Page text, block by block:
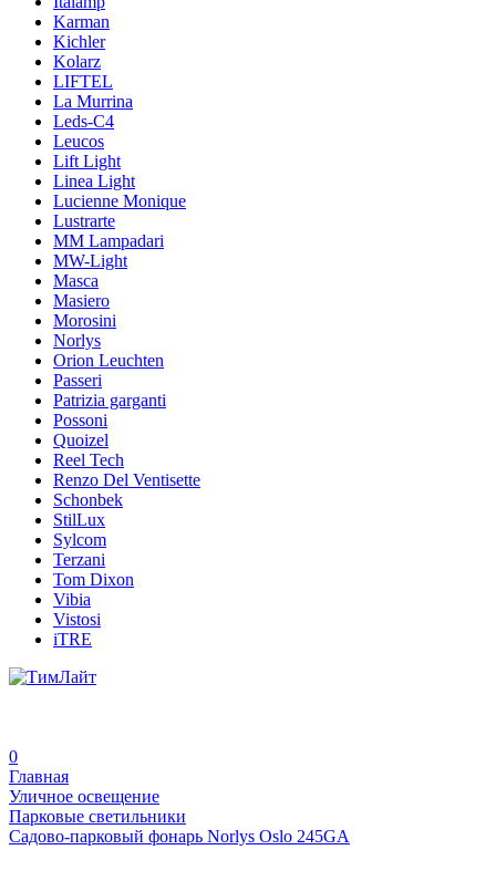
Karman
Kichler
Kolarz
LIFTEL
La Murrina
Leds-C4
Leucos
Lift Light
Linea Light
Lucienne Monique
Lustrarte
MM Lampadari
MW-Light
Masca
Masiero
Morosini
Norlys
Orion Leuchten
Passeri
Patrizia garganti
Possoni
Quoizel
Reel Tech
Renzo Del Ventisette
Schonbek
StilLux
Sylcom
Terzani
Tom Dixon
Vibia
Vistosi
iTRE
0
Главная
Уличное освещение
Парковые светильники
Садово-парковый фонарь Norlys Oslo 245GA